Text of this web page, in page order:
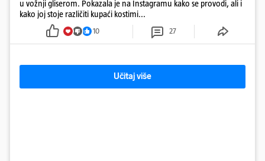
u vožnji gliserom. Pokazala je na Instagramu kako se provodi, ali i
kako joj stoje različiti kupaći kostimi...
10 27
Učitaj više